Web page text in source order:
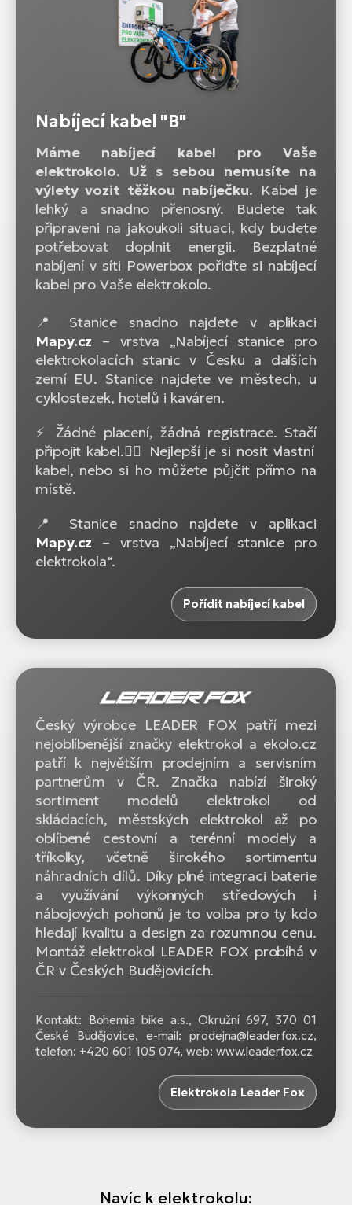
Nabíjecí kabel "B"
Máme nabíjecí kabel pro Vaše
elektrokolo. Už s sebou nemusíte na
výlety vozit těžkou nabíječku. Kabel je
lehký a snadno přenosný. Budete tak
připraveni na jakoukoli situaci, kdy budete
potřebovat doplnit energii. Bezplatné
nabíjení v síti Powerbox pořiďte si nabíjecí
kabel pro Vaše elektrokolo.
📍 Stanice snadno najdete v aplikaci
Mapy.cz – vrstva „Nabíjecí stanice pro
elektrokolacích stanic v Česku a dalších
zemí EU. Stanice najdete ve městech, u
cyklostezek, hotelů i kaváren.
⚡ Žádné placení, žádná registrace. Stačí
připojit kabel.🚴‍♂️ Nejlepší je si nosit vlastní
kabel, nebo si ho můžete půjčit přímo na
místě.
📍 Stanice snadno najdete v aplikaci
Mapy.cz – vrstva „Nabíjecí stanice pro
elektrokola“.
Pořídit nabíjecí kabel
Český výrobce LEADER FOX patří mezi
nejoblíbenější značky elektrokol a ekolo.cz
patří k největším prodejním a servisním
partnerům v ČR. Značka nabízí široký
sortiment modelů elektrokol od
skládacích, městských elektrokol až po
oblíbené cestovní a terénní modely a
tříkolky, včetně širokého sortimentu
náhradních dílů. Díky plné integraci baterie
a využívání výkonných středových i
nábojových pohonů je to volba pro ty kdo
hledají kvalitu a design za rozumnou cenu.
Montáž elektrokol LEADER FOX probíhá v
ČR v Českých Budějovicích.
Kontakt: Bohemia bike a.s., Okružní 697, 370 01
České Budějovice, e-mail: prodejna@leaderfox.cz,
telefon: +420 601 105 074, web: www.leaderfox.cz
Elektrokola Leader Fox
Navíc k elektrokolu: